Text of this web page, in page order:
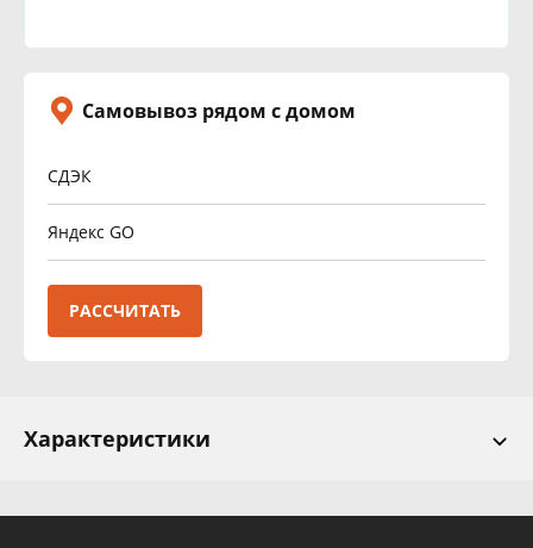
Самовывоз рядом с домом
СДЭК
Яндекс GO
РАССЧИТАТЬ
Характеристики